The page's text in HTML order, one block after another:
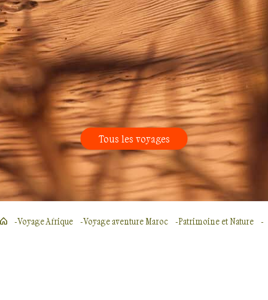
Tous les voyages
Voyage Afrique Voyage aventure Maroc Patrimoine et Nature